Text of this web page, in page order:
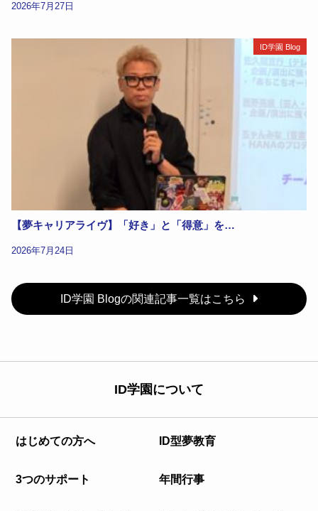
2026年7月27日
ID学園 Blog
【夢キャリアライヴ】「好き」と「得意」を…
2026年7月24日
ID学園 Blogの関連記事一覧はこちら
ID学園について
はじめての方へ ID型夢教育
3つのサポート 年間行事